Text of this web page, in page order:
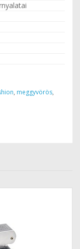
, meggyvörös,